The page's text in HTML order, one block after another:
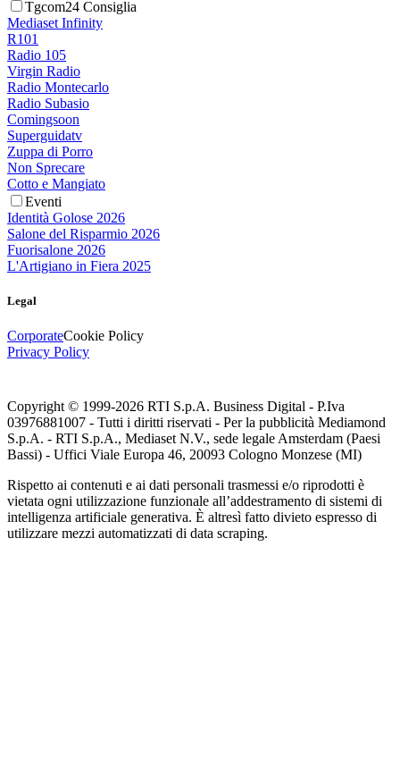
Tgcom24 Consiglia
Mediaset Infinity
R101
Radio 105
Virgin Radio
Radio Montecarlo
Radio Subasio
Comingsoon
Superguidatv
Zuppa di Porro
Non Sprecare
Cotto e Mangiato
Eventi
Identità Golose 2026
Salone del Risparmio 2026
Fuorisalone 2026
L'Artigiano in Fiera 2025
Legal
CorporateCookie Policy
Privacy Policy
Copyright © 1999-2026 RTI S.p.A. Business Digital - P.Iva
03976881007 - Tutti i diritti riservati - Per la pubblicità Mediamond
S.p.A. - RTI S.p.A., Mediaset N.V., sede legale Amsterdam (Paesi
Bassi) - Uffici Viale Europa 46, 20093 Cologno Monzese (MI)
Rispetto ai contenuti e ai dati personali trasmessi e/o riprodotti è
vietata ogni utilizzazione funzionale all’addestramento di sistemi di
intelligenza artificiale generativa. È altresì fatto divieto espresso di
utilizzare mezzi automatizzati di data scraping.